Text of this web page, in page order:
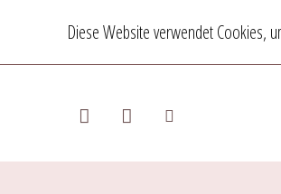
Diese Website verwendet Cookies,